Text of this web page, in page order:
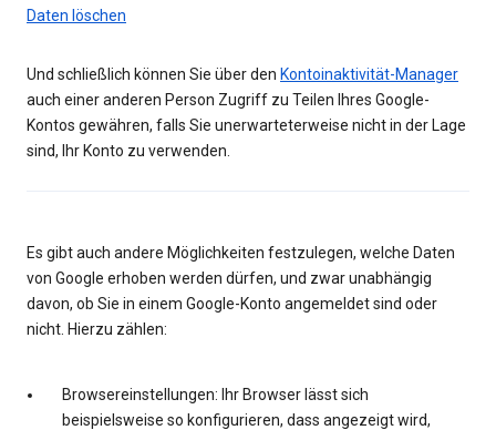
Daten löschen
Und schließlich können Sie über den Kontoinaktivität-Manager
auch einer anderen Person Zugriff zu Teilen Ihres Google-
Kontos gewähren, falls Sie unerwarteterweise nicht in der Lage
sind, Ihr Konto zu verwenden.
Es gibt auch andere Möglichkeiten festzulegen, welche Daten
von Google erhoben werden dürfen, und zwar unabhängig
davon, ob Sie in einem Google-Konto angemeldet sind oder
nicht. Hierzu zählen:
Browsereinstellungen: Ihr Browser lässt sich
beispielsweise so konfigurieren, dass angezeigt wird,